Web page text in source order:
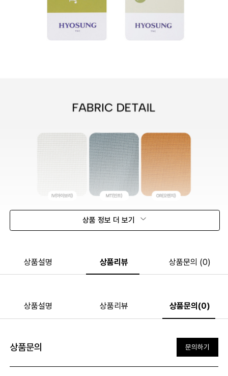
상품 정보 더 보기
상품설명 상품리뷰 상품문의 (0)
상품설명 상품리뷰 상품문의(0)
상품문의 문의하기